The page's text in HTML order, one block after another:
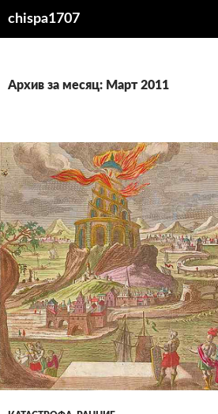
chispa1707
Архив за месяц: Март 2011